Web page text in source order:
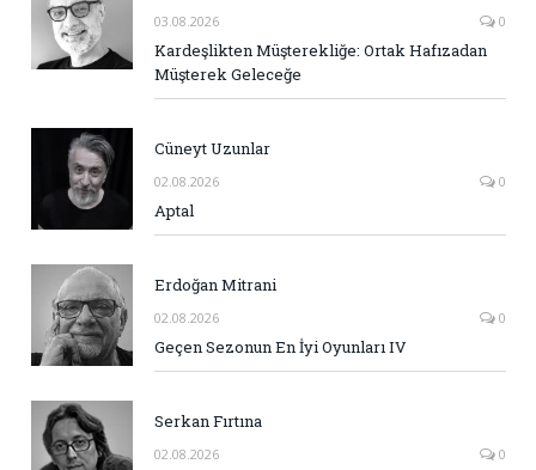
03.08.2026 0
Kardeşlikten Müşterekliğe: Ortak Hafızadan
Müşterek Geleceğe
Cüneyt Uzunlar
02.08.2026 0
Aptal
Erdoğan Mitrani
02.08.2026 0
Geçen Sezonun En İyi Oyunları IV
Serkan Fırtına
02.08.2026 0